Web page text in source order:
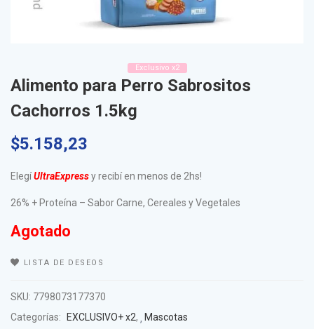
Exclusivo x2
Alimento para Perro Sabrositos
Cachorros 1.5kg
$5.158,23
ElegíUltraExpressy recibí en menos de 2hs!
26% + Proteína – Sabor Carne, Cereales y Vegetales
Agotado
LISTA DE DESEOS
SKU: 7798073177370
Categorías:
EXCLUSIVO+ x2,
Mascotas